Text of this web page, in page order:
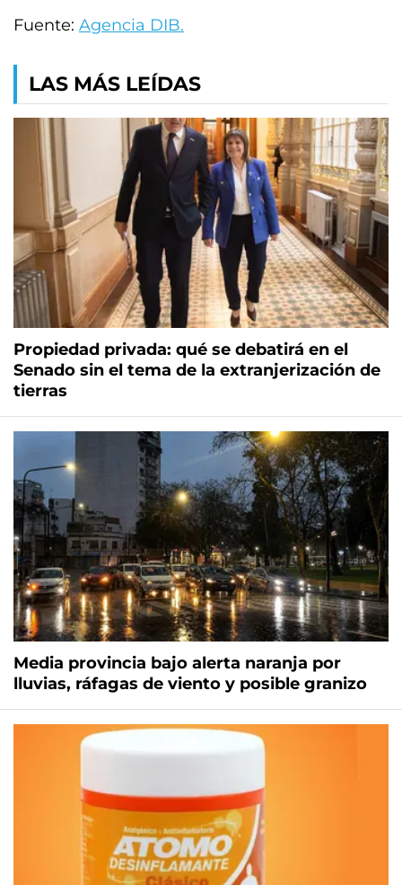
Fuente: Agencia DIB.
LAS MÁS LEÍDAS
Propiedad privada: qué se debatirá en el
Senado sin el tema de la extranjerización de
tierras
Media provincia bajo alerta naranja por
lluvias, ráfagas de viento y posible granizo